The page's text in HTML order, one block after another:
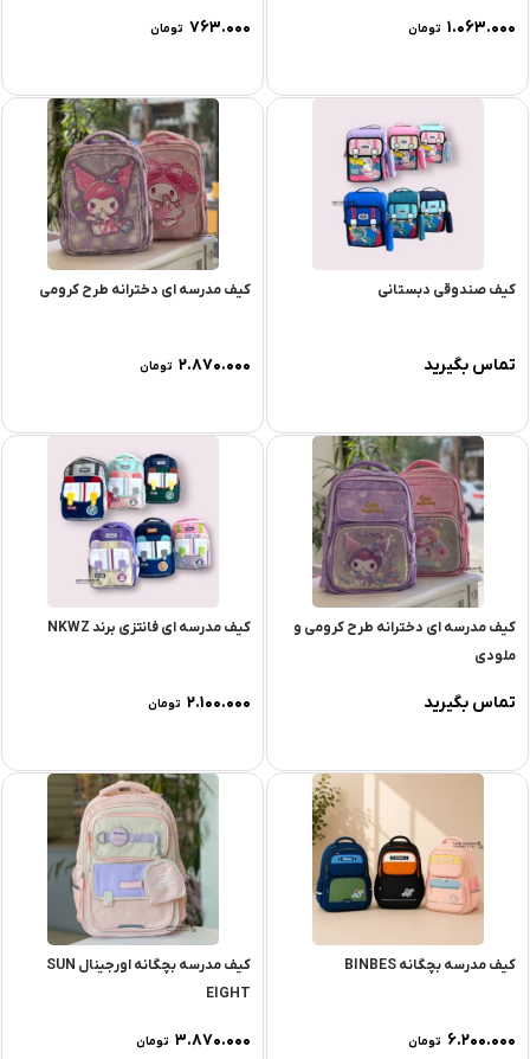
۱.۰۶۳.۰۰۰ تومان ۷۶۳.۰۰۰ تومان
کیف صندوقی دبستانی
تماس بگیرید
کیف مدرسه ای دخترانه طرح کرومی
۲.۸۷۰.۰۰۰ تومان
کیف مدرسه ای دخترانه طرح کرومی و
ملودی
تماس بگیرید
کیف مدرسه ای فانتزی برند NKWZ
۲.۱۰۰.۰۰۰ تومان
کیف مدرسه بچگانه BINBES
۶.۲۰۰.۰۰۰ تومان
کیف مدرسه بچگانه اورجینال SUN
EIGHT
۳.۸۷۰.۰۰۰ تومان